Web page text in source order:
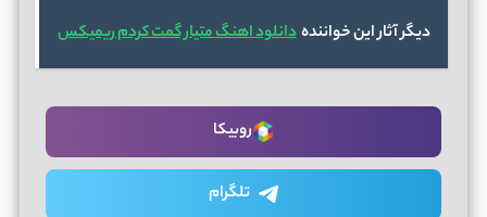
دیگر آثار این خوانندهدانلود اهنگ متیار گمت کردم ریمیکس
روبیکا
تلگرام